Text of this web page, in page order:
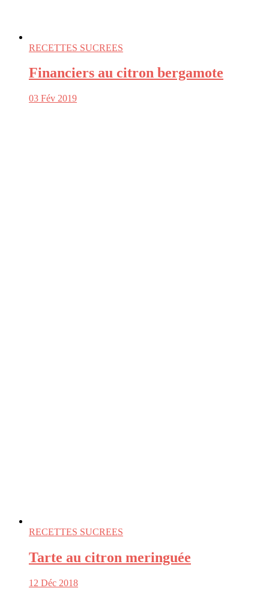
RECETTES SUCREES
Financiers au citron bergamote
03 Fév 2019
RECETTES SUCREES
Tarte au citron meringuée
12 Déc 2018